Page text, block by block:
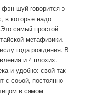
шуй говорится о
в которые надо
самый простой
метафизики.
года рождения. В
и 4 плохих.
и удобно: свой так
с собой, постоянно
в самом